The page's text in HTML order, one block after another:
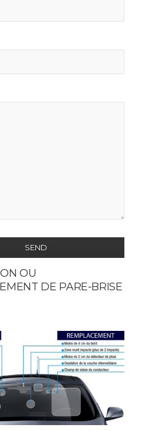
SEND
OU
DE PARE-BRISE